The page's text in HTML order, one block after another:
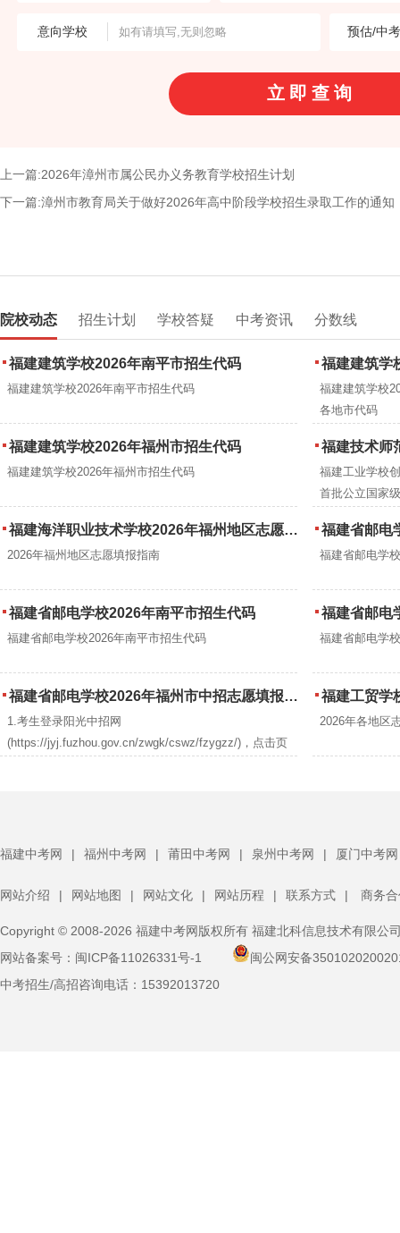
意向学校 预估/中
上一篇:2026年漳州市属公民办义务教育学校招生计划
下一篇:漳州市教育局关于做好2026年高中阶段学校招生录取工作的通知
院校动态 招生计划 学校答疑 中考资讯 分数线
福建建筑学校2026年南平市招生代码
福建建筑学校2026年南平市招生代码
福建建筑学校
福建建筑学校
各地市代码
福建建筑学校2026年福州市招生代码
福建建筑学校2026年福州市招生代码
福建技术师范学院——
福建工业学校
首批公立国家
八届黄炎培职
福建海洋职业技术学校2026年福州地区志愿填报指南（含五年专）
2026年福州地区志愿填报指南
福建省邮电
福建省邮电学
福建省邮电学校2026年南平市招生代码
福建省邮电学校2026年南平市招生代码
福建省邮电
福建省邮电学
福建省邮电学校2026年福州市中招志愿填报指南
1.考生登录阳光中招网
(https://jyj.fuzhou.gov.cn/zwgk/cswz/fzygzz/)，点击页
福建工贸学校
2026年各地区
福建中考网 | 福州中考网 | 莆田中考网 | 泉州中考网 | 厦门中考网
网站介绍 | 网站地图 | 网站文化 | 网站历程 | 联系方式 | 商务
Copyright © 2008-2026 福建中考网版权所有 福建北科信息技术有限公
网站备案号： 闽ICP备11026331号-1
闽公网安备
中考招生/高招咨询电话： 15392013720